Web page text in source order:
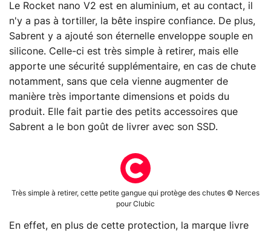
Le Rocket nano V2 est en aluminium, et au contact, il
n'y a pas à tortiller, la bête inspire confiance. De plus,
Sabrent y a ajouté son éternelle enveloppe souple en
silicone. Celle-ci est très simple à retirer, mais elle
apporte une sécurité supplémentaire, en cas de chute
notamment, sans que cela vienne augmenter de
manière très importante dimensions et poids du
produit. Elle fait partie des petits accessoires que
Sabrent a le bon goût de livrer avec son SSD.
Très simple à retirer, cette petite gangue qui protège des chutes © Nerces
pour Clubic
En effet, en plus de cette protection, la marque livre